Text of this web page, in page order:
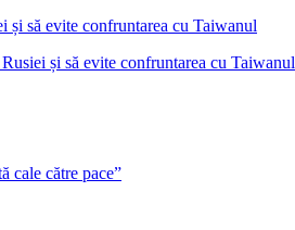
și să evite confruntarea cu Taiwanul
cale către pace”